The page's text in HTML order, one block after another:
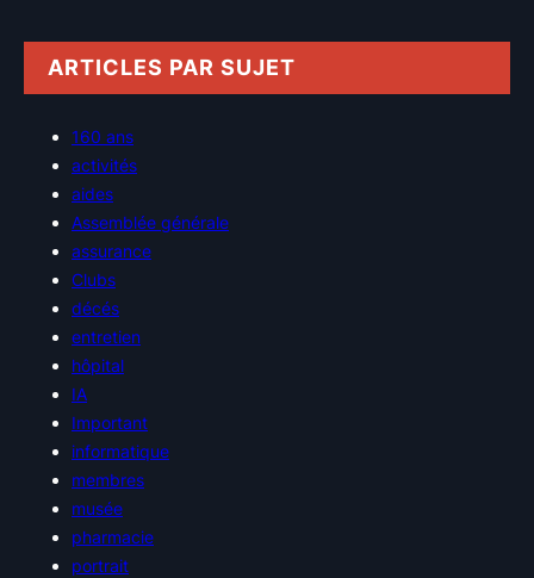
ARTICLES PAR SUJET
160 ans
activités
aides
Assemblée générale
assurance
Clubs
décés
entretien
hôpital
IA
Important
informatique
membres
musée
pharmacie
portrait